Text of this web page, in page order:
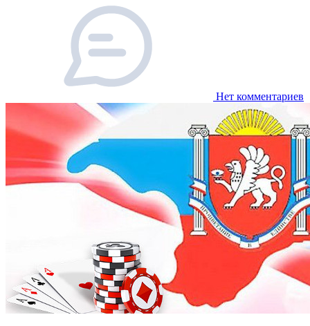
Нет комментариев